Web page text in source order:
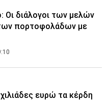
Οι διάλογοι των μελών
πορτοφολάδων με
ευρώ τα κέρδη